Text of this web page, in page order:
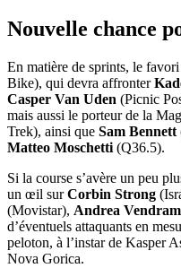
Nouvelle chance
En matière de sprints, le favori
Bike), qui devra affronter
Casper Van Uden (Picnic
mais aussi le porteur de la
Trek), ainsi que Sam Bennett
Matteo Moschetti (Q36.5).
Si la course s’avère un peu
un œil surCorbin Strong
(Movistar), Andrea
d’éventuels attaquants en
peloton, à l’instar de Kasper
Nova Gorica.